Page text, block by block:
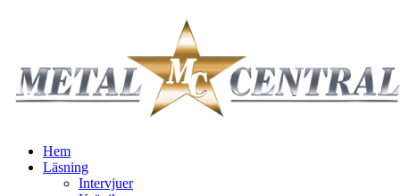
Hem
Läsning
Intervjuer